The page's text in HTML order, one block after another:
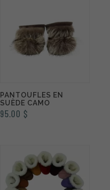
PANTOUFLES EN
SUÈDE CAMO
95.00 $